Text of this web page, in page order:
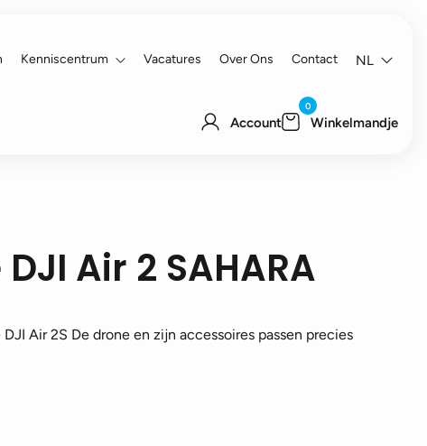
Kenniscentrum Vacatures Over Ons Contact NL
Account
0
Winkelmandje
Air 2 SAHARA
Air 2S De drone en zijn accessoires passen precies